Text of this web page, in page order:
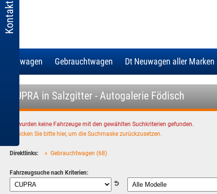
Kontakt
Neuwagen Gebrauchtwagen Dt Neuwagen aller Marken
CUPRA in Salzgitter - Autogalerie Födisch
Es wurden keine Fahrzeuge mit den gewählten Suchkriterien gefunden.
Klicken Sie bitte hier, um die Suchmaske zurückzusetzen.
Direktlinks: » Gebrauchtwagen (68)
Fahrzeugsuche nach Kriterien: